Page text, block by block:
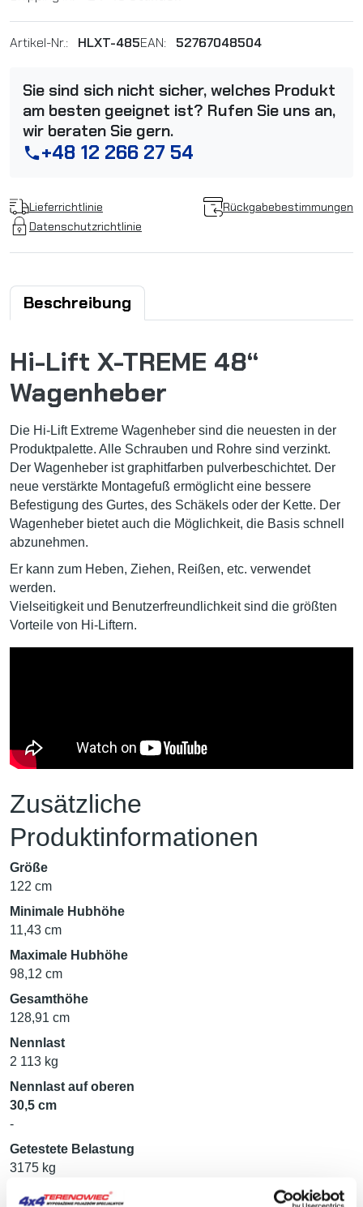
Artikel-Nr.: HLXT-485EAN: 52767048504
Sie sind sich nicht sicher, welches Produkt
am besten geeignet ist? Rufen Sie uns an,
wir beraten Sie gern.
phone+48 12 266 27 54
Lieferrichtlinie
Rückgabebestimmungen
Datenschutzrichtlinie
Beschreibung
Hi-Lift X-TREME 48“
Wagenheber
Die Hi-Lift Extreme Wagenheber sind die neuesten in der
Produktpalette. Alle Schrauben und Rohre sind verzinkt.
Der Wagenheber ist graphitfarben pulverbeschichtet. Der
neue verstärkte Montagefuß ermöglicht eine bessere
Befestigung des Gurtes, des Schäkels oder der Kette. Der
Wagenheber bietet auch die Möglichkeit, die Basis schnell
abzunehmen.
Er kann zum Heben, Ziehen, Reißen, etc. verwendet
werden.
Vielseitigkeit und Benutzerfreundlichkeit sind die größten
Vorteile von Hi-Liftern.
Zusätzliche
Produktinformationen
Größe
122 cm
Minimale Hubhöhe
11,43 cm
Maximale Hubhöhe
98,12 cm
Gesamthöhe
128,91 cm
Nennlast
2 113 kg
Nennlast auf oberen
30,5 cm
-
Getestete Belastung
3175 kg
Getestete Belastung